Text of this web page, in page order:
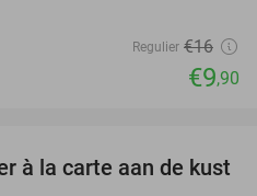
Regulier €16
€9,90
39%
à la carte aan de kust